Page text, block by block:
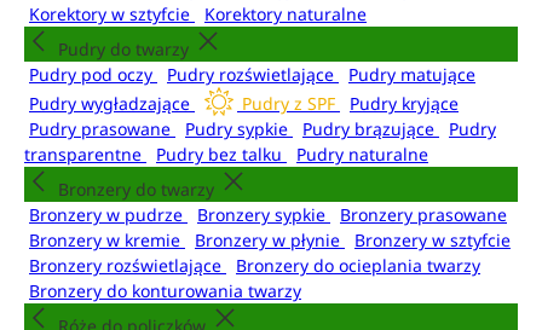
Korektory w sztyfcie
Korektory naturalne
Pudry do twarzy
Pudry pod oczy
Pudry rozświetlające
Pudry matujące
Pudry wygładzające
Pudry z SPF
Pudry kryjące
Pudry prasowane
Pudry sypkie Pudry brązujące
Pudry
transparentne
Pudry bez talku
Pudry naturalne
Bronzery do twarzy
Bronzery w pudrze
Bronzery sypkie
Bronzery prasowane
Bronzery w kremie
Bronzery w płynie
Bronzery w sztyfcie
Bronzery rozświetlające
Bronzery do ocieplania twarzy
Bronzery do konturowania twarzy